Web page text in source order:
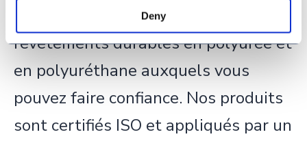
Deny
Rhino Linings fournit des
revêtements durables en polyurée et
en polyuréthane auxquels vous
pouvez faire confiance. Nos produits
sont certifiés ISO et appliqués par un